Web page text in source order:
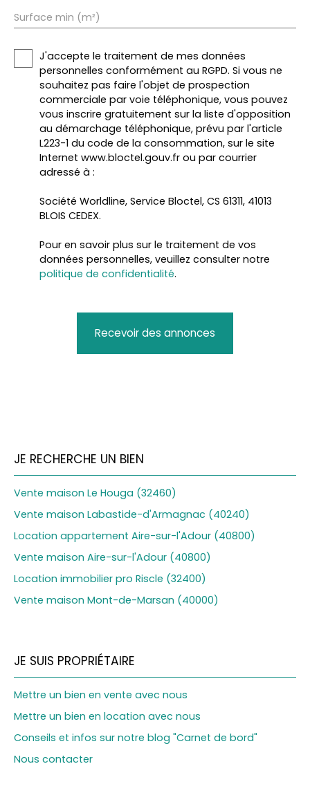
Surface min (m²)
J'accepte le traitement de mes données
personnelles conformément au RGPD. Si vous ne
souhaitez pas faire l'objet de prospection
commerciale par voie téléphonique, vous pouvez
vous inscrire gratuitement sur la liste d'opposition
au démarchage téléphonique, prévu par l'article
L223-1 du code de la consommation, sur le site
Internet www.bloctel.gouv.fr ou par courrier
adressé à :
Société Worldline, Service Bloctel, CS 61311, 41013
BLOIS CEDEX.
Pour en savoir plus sur le traitement de vos
données personnelles, veuillez consulter notre
politique de confidentialité.
Recevoir des annonces
JE RECHERCHE UN BIEN
Vente maison Le Houga (32460)
Vente maison Labastide-d'Armagnac (40240)
Location appartement Aire-sur-l'Adour (40800)
Vente maison Aire-sur-l'Adour (40800)
Location immobilier pro Riscle (32400)
Vente maison Mont-de-Marsan (40000)
JE SUIS PROPRIÉTAIRE
Mettre un bien en vente avec nous
Mettre un bien en location avec nous
Conseils et infos sur notre blog "Carnet de bord"
Nous contacter